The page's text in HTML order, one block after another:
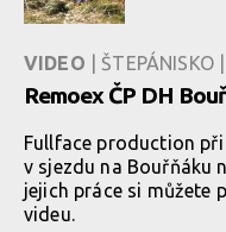
VIDEO | ŠTEPÁNISKO
Remoex ČP DH
Fullface production
v sjezdu na Bouřňáku
jejich práce si můžete
videu.